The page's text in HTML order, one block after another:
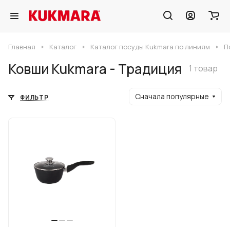
Главная Каталог Каталог посуды Kukmara по линиям
Ковши Kukmara - Традиция 1 товар
ФИЛЬТР Сначала популярные